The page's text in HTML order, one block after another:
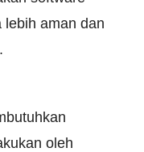
lebih aman dan
oleh